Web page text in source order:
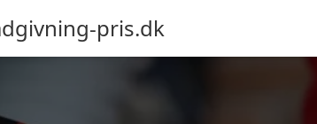
pris.dk